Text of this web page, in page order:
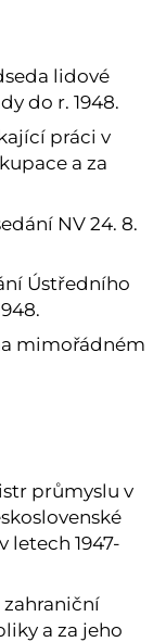
lidové
do r. 1948.
práci v
a za
NV 24. 8.
Ústředního
mimořádném
průmyslu v
letech 1947-
zahraniční
a za jeho